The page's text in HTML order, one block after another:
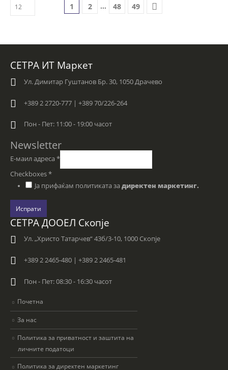
1 2 … 48 49
СЕТРА ИТ Маркет
Ул. Димитар Гуштанов Бр. 30, 1050 Драчево
+389 2 2720-777 | +389 70/226-264
Пон - Пет: 11:00 - 19:00 часот
Newsletter
Е-маил адреса *
Checkboxes*
Ја прифаќам политиката за директен маркетинг.
Испрати
СЕТРА ДООЕЛ Скопје
Ул. „Христо Татарчев“ 43б/3-10, 1000 Скопје
+389 2 2465-480 | +389 2 2465-481
Пон - Пет: 08:30 - 16:30 часот
Почетна
За нас
Политика за приватност и заштита на
личните податоци
Политика за директен маркетинг